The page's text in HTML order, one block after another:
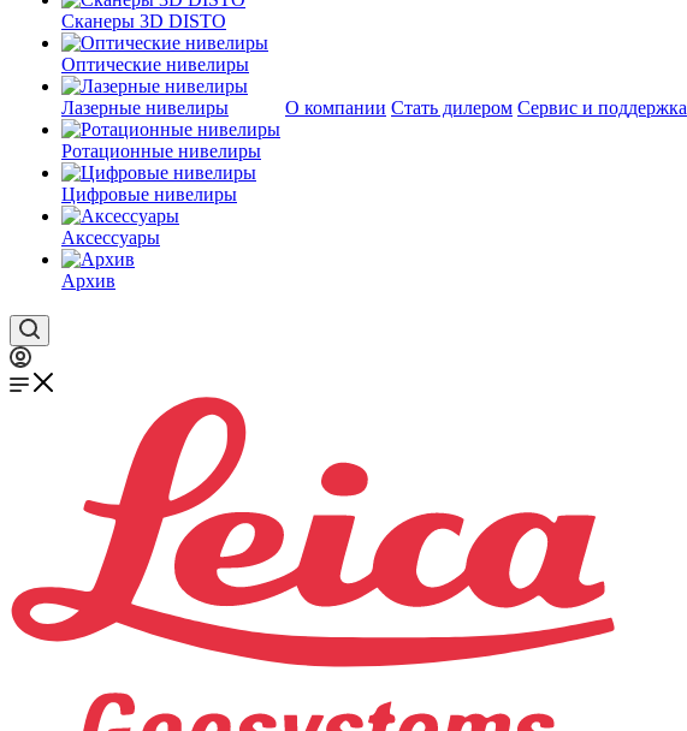
Сканеры 3D DISTO
Оптические нивелиры
Лазерные нивелиры
Ротационные нивелиры
Цифровые нивелиры
Аксессуары
Архив
О компании Стать дилером Сервис и поддержка